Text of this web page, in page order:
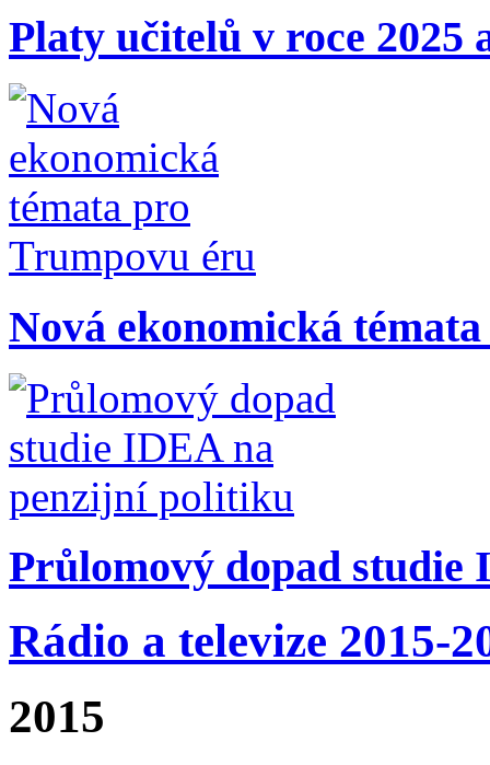
Platy učitelů v roce 2025
Nová ekonomická
Průlomový dopad
Rádio a televize 2015-
2015